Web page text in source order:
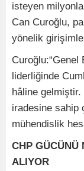
isteyen
Can Curoğlu,
yönelik
Curoğlu:“Genel
liderliğinde
hâline
iradesine sahip
mühendislik
CHP GÜCÜNÜ
ALIYOR